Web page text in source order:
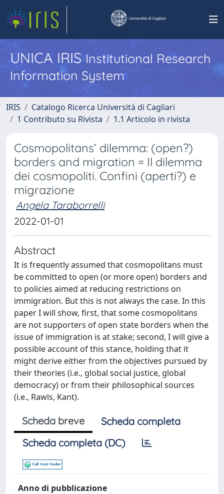
UNICA IRISInstitutional Research
Information System
IRIS
Catalogo Ricerca Università di Cagliari
1 Contributo su Rivista
1.1 Articolo in rivista
Cosmopolitans’ dilemma: (open?)
borders and migration = Il dilemma
dei cosmopoliti. Confini (aperti?) e
migrazione
Angela Taraborrelli
2022-01-01
Abstract
It is frequently assumed that cosmopolitans must
be committed to open (or more open) borders and
to policies aimed at reducing restrictions on
immigration. But this is not always the case. In this
paper I will show, first, that some cosmopolitans
are not supporters of open state borders when the
issue of immigration is at stake; second, I will give a
possible account of this stance, holding that it
might derive either from the objectives pursued by
their theories (i.e., global social justice, global
democracy) or from their philosophical sources
(i.e., Rawls, Kant).
Scheda breve
Scheda completa
Scheda completa (DC)
Anno di pubblicazione